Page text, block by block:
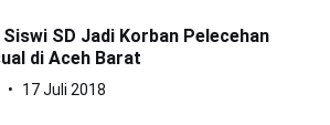
Siswi SD Jadi Korban Pelecehan
di Aceh Barat
17 Juli 2018